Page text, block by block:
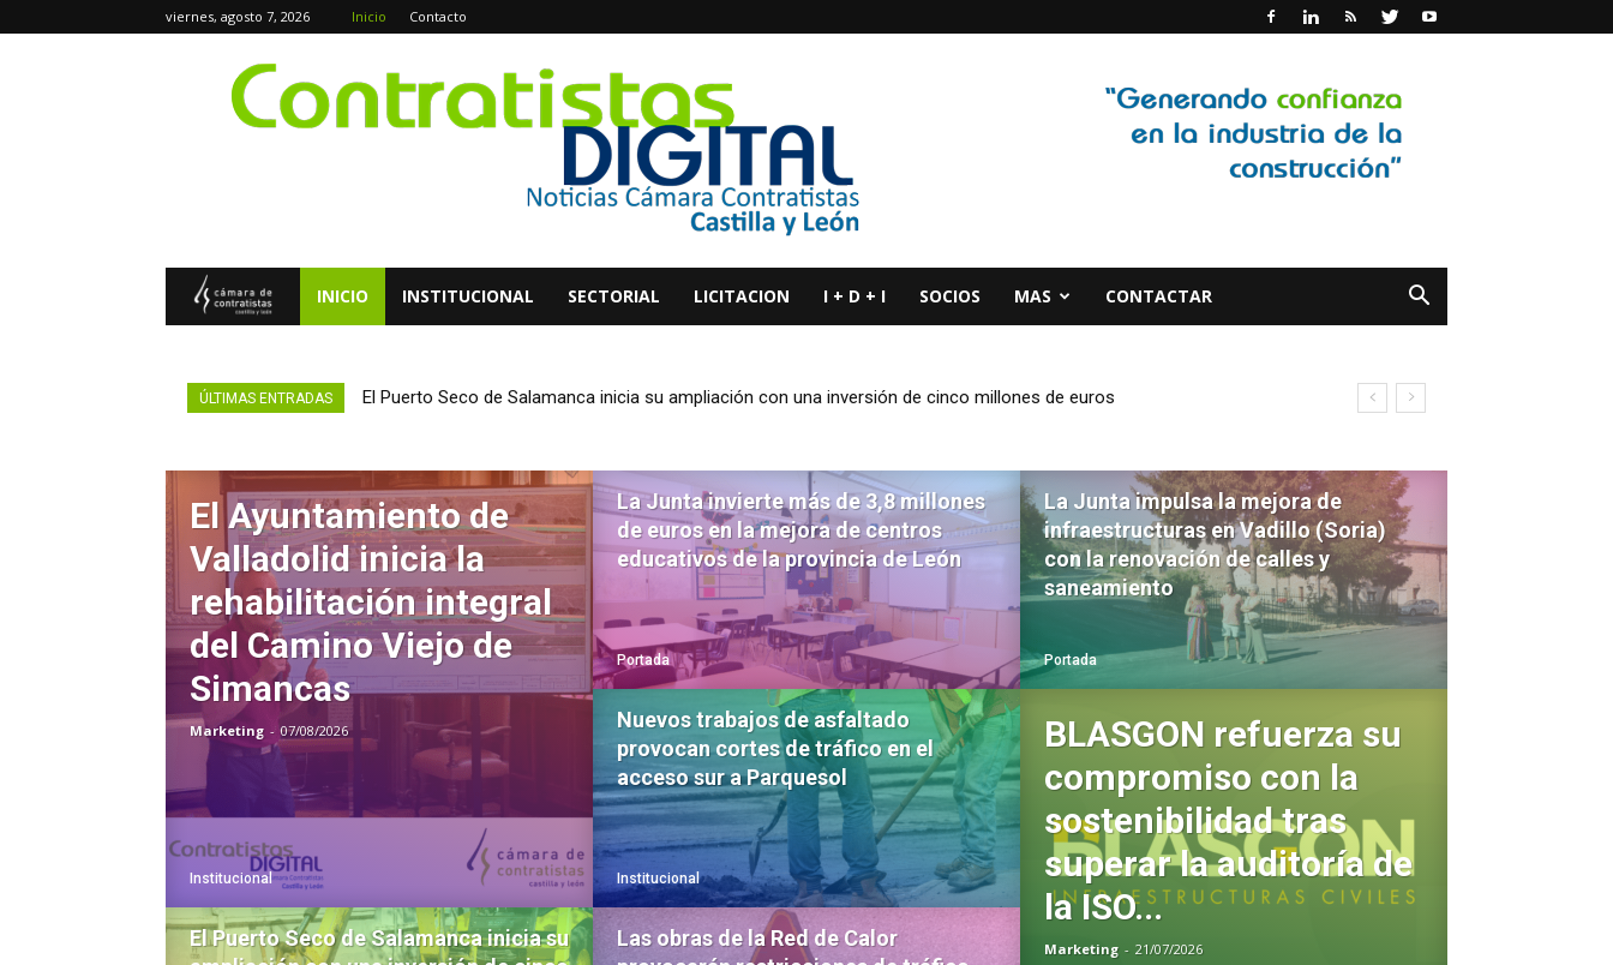
viernes, agosto 7, 2026 Inicio Contacto
Contratistas
INICIO INSTITUCIONAL SECTORIAL LICITACION I + D + I SOCIOS MAS CONTACTAR
ÚLTIMAS ENTRADAS El Puerto Seco de Salamanca inicia su ampliación con una inversión de cinco millones de euros
La Junta invierte más de 3,8 millones de euros en la mejora de centros educativos de la provincia de León
Institucional
El Ayuntamiento de
Valladolid inicia la
rehabilitación integral
del Camino Viejo de
Simancas
Marketing - 07/08/2026
El Puerto Seco de Salamanca inicia su
Portada
La Junta invierte más de 3,8 millones
de euros en la mejora de centros
educativos de la provincia de León
Institucional
Nuevos trabajos de asfaltado
provocan cortes de tráfico en el
acceso sur a Parquesol
Las obras de la Red de Calor
Portada
La Junta impulsa la mejora de
infraestructuras en Vadillo (Soria)
con la renovación de calles y
saneamiento
BLASGON refuerza su
compromiso con la
sostenibilidad tras
superar la auditoría de
la ISO...
Marketing - 21/07/2026